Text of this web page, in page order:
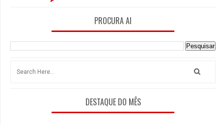
PROCURA AI
DESTAQUE DO MÊS